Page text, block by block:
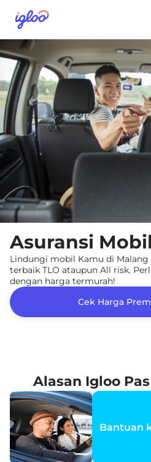
Asuransi
Lindungi mobil Kamu di Malang
terbaik TLO ataupun All risk.
dengan harga termurah!
Cek Harga
Alasan Igloo
Bantuan